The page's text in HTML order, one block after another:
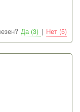
Да (3) | Нет (5)